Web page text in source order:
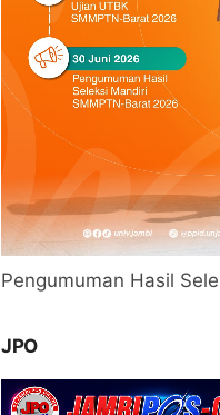
Pengumuman Hasil
JPO